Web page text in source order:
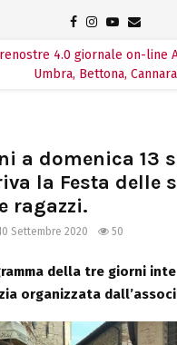
Facebook
Instagram
Youtube
Email
a domenica 13
la Festa delle
ragazzi.
Settembre 2020 50
della tre giorni
organizzata